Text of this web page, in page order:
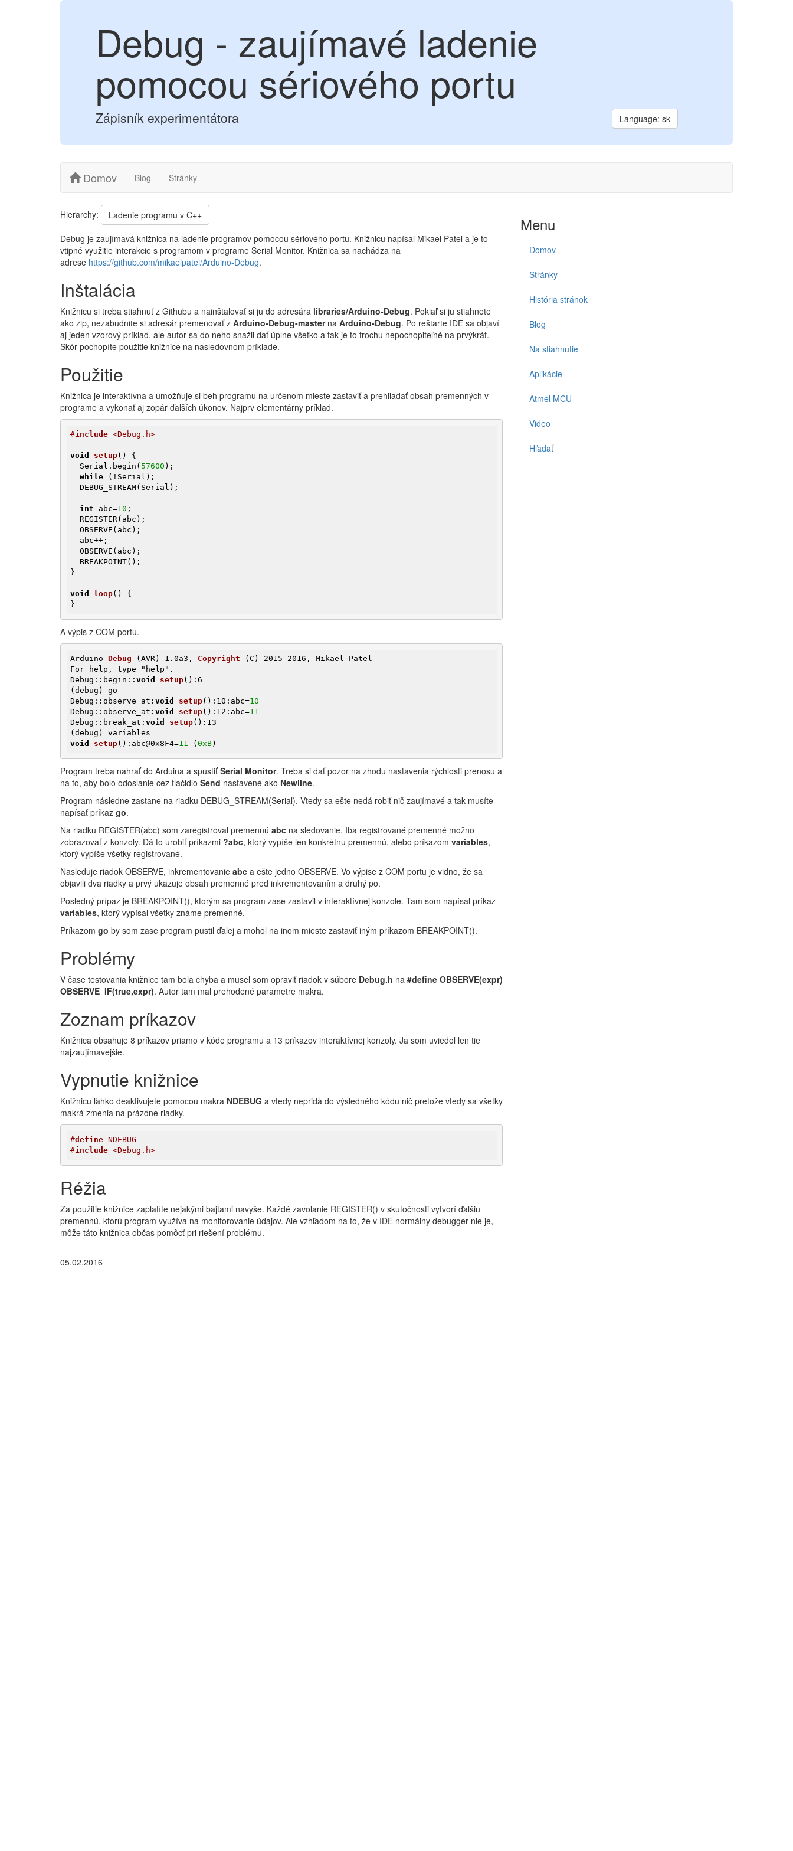
Debug - zaujímavé ladenie
pomocou sériového portu
Zápisník experimentátora Language: sk
Domov Blog Stránky
Hierarchy:
Ladenie programu v C++
Debug je zaujímavá knižnica na ladenie programov pomocou sériového portu. Knižnicu napísal Mikael Patel a je to
vtipné využitie interakcie s programom v programe Serial Monitor. Knižnica sa nachádza na
adrese https://github.com/mikaelpatel/Arduino-Debug.
Inštalácia
Knižnicu si treba stiahnuť z Githubu a nainštalovať si ju do adresára libraries/Arduino-Debug. Pokiaľ si ju stiahnete
ako zip, nezabudnite si adresár premenovať z Arduino-Debug-masterna Arduino-Debug. Po reštarte IDE sa objaví
aj jeden vzorový príklad, ale autor sa do neho snažil dať úplne všetko a tak je to trochu nepochopiteľné na prvýkrát.
Skôr pochopíte použitie knižnice na nasledovnom príklade.
Použitie
Knižnica je interaktívna a umožňuje si beh programu na určenom mieste zastaviť a prehliadať obsah premenných v
programe a vykonať aj zopár ďalších úkonov. Najprv elementárny príklad.
#include <Debug.h>
void setup()
{
  Serial.begin(
57600 );
while (!Serial);
int abc=10 ;
}
void loop()
{
}
A výpis z COM portu.
Arduino Debug (AVR) 1.0a3, Copyright (C)
2015-2016, Mikael Patel
For help, type "help".
Debug::begin:: void setup()
(debug)
go
Debug::observe_at: void setup() :10:abc=10
Debug::observe_at: void setup() :12:abc=11
Debug::break_at: void setup()
(debug)
void
setup() :abc@0x8F4=11 ( 0xB)
Program treba nahrať do Arduina a spustiťSerial Monitor. Treba si dať pozor na zhodu nastavenia rýchlosti prenosu a
na to, aby bolo odoslanie cez tlačidlo Send nastavené ako Newline.
Program následne zastane na riadku DEBUG_STREAM(Serial). Vtedy sa ešte nedá robiť nič zaujímavé a tak musíte
napísať príkaz go.
Na riadku REGISTER(abc) som zaregistroval premennú abc na sledovanie. Iba registrované premenné možno
zobrazovať z konzoly. Dá to urobiť príkazmi ?abc, ktorý vypíše len konkrétnu premennú, alebo príkazom variables,
ktorý vypíše všetky registrované.
Nasleduje riadok OBSERVE, inkrementovanie abc a ešte jedno OBSERVE. Vo výpise z COM portu je vidno, že sa
objavili dva riadky a prvý ukazuje obsah premenné pred inkrementovaním a druhý po.
Posledný prípaz je BREAKPOINT(), ktorým sa program zase zastavil v interaktívnej konzole. Tam som napísal príkaz
variables, ktorý vypísal všetky známe premenné.
Príkazom go by som zase program pustil ďalej a mohol na inom mieste zastaviť iným príkazom BREAKPOINT().
Problémy
V čase testovania knižnice tam bola chyba a musel som opraviť riadok v súbore Debug.h na #define OBSERVE(expr)
OBSERVE_IF(true,expr). Autor tam mal prehodené parametre makra.
Zoznam príkazov
Knižnica obsahuje 8 príkazov priamo v kóde programu a 13 príkazov interaktívnej konzoly. Ja som uviedol len tie
najzaujímavejšie.
Vypnutie knižnice
Knižnicu ľahko deaktivujete pomocou makra NDEBUG a vtedy nepridá do výsledného kódu nič pretože vtedy sa všetky
makrá zmenia na prázdne riadky.
#define NDEBUG
#include <Debug.h>
Réžia
Za použitie knižnice zaplatíte nejakými bajtami navyše. Každé zavolanie REGISTER() v skutočnosti vytvorí ďalšiu
premennú, ktorú program využíva na monitorovanie údajov. Ale vzhľadom na to, že v IDE normálny debugger nie je,
môže táto knižnica občas pomôcť pri riešení problému.
05.02.2016
Menu
Domov
Stránky
História stránok
Blog
Na stiahnutie
Aplikácie
Atmel MCU
Video
Hľadať